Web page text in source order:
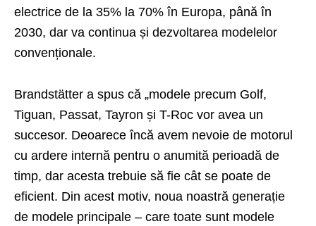
electrice de la 35% la 70% în Europa, până în
2030, dar va continua și dezvoltarea modelelor
convenționale.
Brandstätter a spus că „modele precum Golf,
Tiguan, Passat, Tayron și T-Roc vor avea un
succesor. Deoarece încă avem nevoie de motorul
cu ardere internă pentru o anumită perioadă de
timp, dar acesta trebuie să fie cât se poate de
eficient. Din acest motiv, noua noastră generație
de modele principale – care toate sunt modele